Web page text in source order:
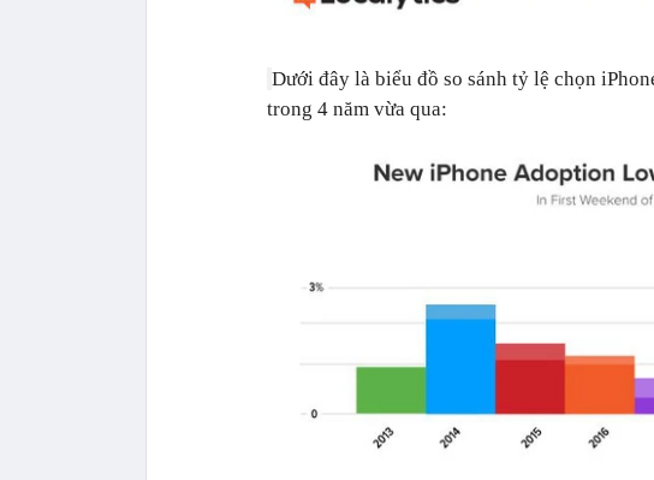
Dưới đây là biểu đồ so sánh tỷ lệ chọn
trong 4 năm vừa qua: